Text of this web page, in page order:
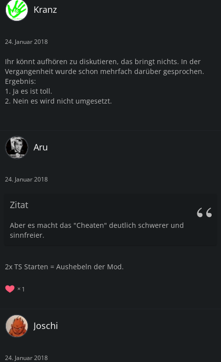
Kranz
24. Januar 2018
Ihr könnt aufhören zu diskutieren, das bringt nichts. In der
Vergangenheit wurde schon mehrfach darüber gesprochen.
Ergebnis:
1. Ja es ist toll.
2. Nein es wird nicht umgesetzt.
Aru
24. Januar 2018
Zitat
Aber es macht das "Cheaten" deutlich schwerer und
sinnfreier.
2x TS Starten = Aushebeln der Mod.
1
Joschi
24. Januar 2018